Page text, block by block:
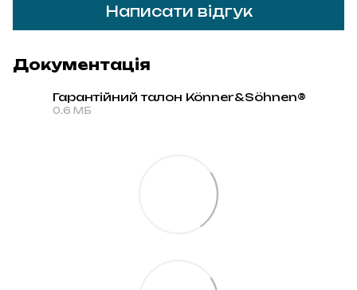
Написати відгук
Документація
Гарантійний талон Könner&Söhnen®
0.6 МБ